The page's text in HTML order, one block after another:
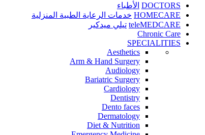
DOCTORS الأطباء
HOMECARE خدمات الرعاية الطبية المنزلية
teleMEDCARE تيلي ميدكير
Chronic Care
SPECIALITIES
Aesthetics
Arm & Hand Surgery
Audiology
Bariatric Surgery
Cardiology
Dentistry
Dento faces
Dermatology
Diet & Nutrition